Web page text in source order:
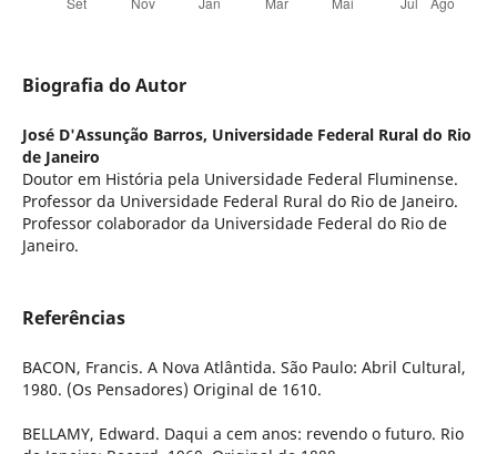
Biografia do Autor
José D'Assunção Barros, Universidade Federal Rural do Rio
de Janeiro
Doutor em História pela Universidade Federal Fluminense.
Professor da Universidade Federal Rural do Rio de Janeiro.
Professor colaborador da Universidade Federal do Rio de
Janeiro.
Referências
BACON, Francis. A Nova Atlântida. São Paulo: Abril Cultural,
1980. (Os Pensadores) Original de 1610.
BELLAMY, Edward. Daqui a cem anos: revendo o futuro. Rio